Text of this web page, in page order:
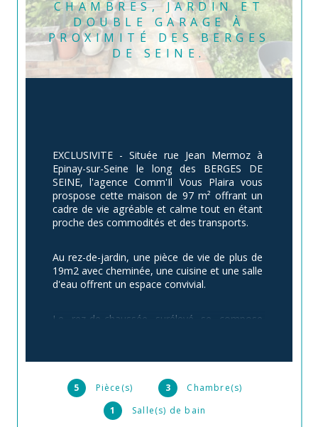
CHAMBRES, JARDIN ET
DOUBLE GARAGE À
PROXIMITÉ DES BERGES
DE SEINE.
5 Pièce(s) 3
Chambre(s)
1
Salle(s) de bain
EXCLUSIVITE - Située rue Jean Mermoz à
Epinay-sur-Seine le long des BERGES DE
SEINE, l'agence Comm'Il Vous Plaira vous
prospose cette maison de 97 m² offrant un
cadre de vie agréable et calme tout en étant
proche des commodités et des transports.
Au rez-de-jardin, une pièce de vie de plus de
19m2 avec cheminée, une cuisine et une salle
d'eau offrent un espace convivial.
Le rez-de-chaussée surélevé se compose
ainsi qu'une chambre qui peut facilement être
de vie plus spacieuse.
Un wc indépendant complète ce niveau.